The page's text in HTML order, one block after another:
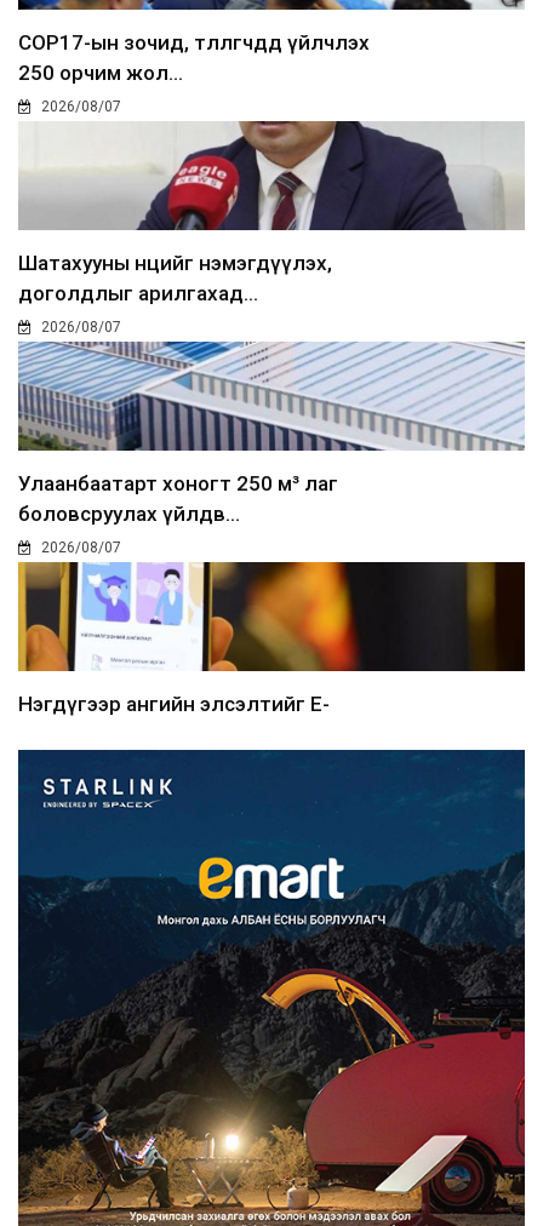
COP17-ын зочид, төлөөлөгчдөд үйлчлэх
250 орчим жол...
2026/08/07
Шатахууны нөөцийг нэмэгдүүлэх,
доголдлыг арилгахад...
2026/08/07
Улаанбаатарт хоногт 250 м³ лаг
боловсруулах үйлдв...
2026/08/07
Нэгдүгээр ангийн элсэлтийг E-
Францад иргэд рүү зөвшөөрөлгүй
сурталчилгааны дууд...
2026/08/07
Нийтийн тээврийн Ч:19А чиглэлийн
замналд түр хугац...
2026/08/07